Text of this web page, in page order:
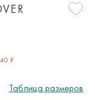
₽
Таблица размеров